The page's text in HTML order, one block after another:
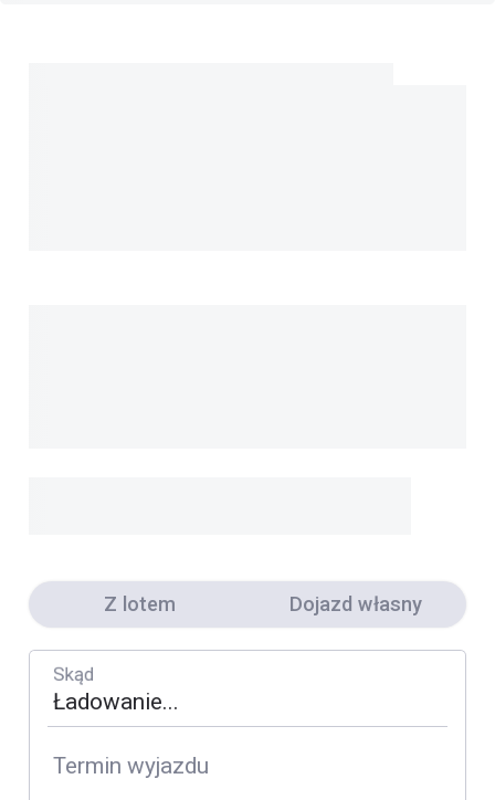
Z lotem Dojazd własny
Skąd
Termin wyjazdu